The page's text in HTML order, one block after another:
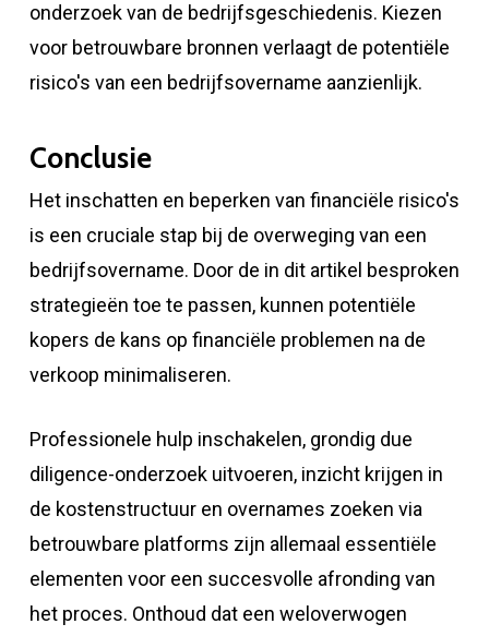
onderzoek van de bedrijfsgeschiedenis. Kiezen
voor betrouwbare bronnen verlaagt de potentiële
risico's van een bedrijfsovername aanzienlijk.
Conclusie
Het inschatten en beperken van financiële risico's
is een cruciale stap bij de overweging van een
bedrijfsovername. Door de in dit artikel besproken
strategieën toe te passen, kunnen potentiële
kopers de kans op financiële problemen na de
verkoop minimaliseren.
Professionele hulp inschakelen, grondig due
diligence-onderzoek uitvoeren, inzicht krijgen in
de kostenstructuur en overnames zoeken via
betrouwbare platforms zijn allemaal essentiële
elementen voor een succesvolle afronding van
het proces. Onthoud dat een weloverwogen